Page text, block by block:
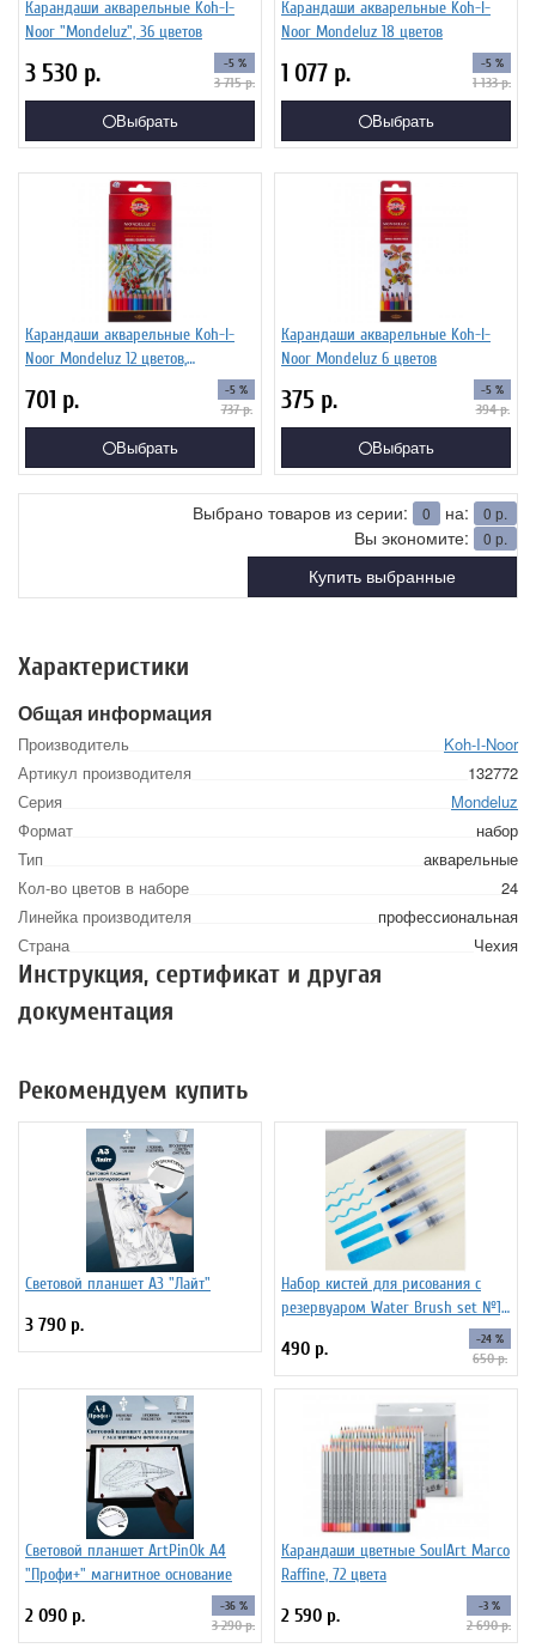
Карандаши акварельные Koh-I-
Noor "Mondeluz", 36 цветов
3 530 р. -5 %
3 715р.
Выбрать
Карандаши акварельные Koh-I-
Noor Mondeluz 18 цветов
1 077 р. -5 %
1 133р.
Выбрать
Карандаши акварельные Koh-I-
Noor Mondeluz 12 цветов,
701 р. -5 %
737р.
Выбрать
Карандаши акварельные Koh-I-
Noor Mondeluz 6 цветов
375 р. -5 %
394р.
Выбрать
Выбрано товаров из серии: 0 на: 0 р.
Вы экономите: 0 р.
Купить выбранные
Характеристики
Общая информация
Производитель
Koh-I-Noor
Артикул производителя
132772
Серия
Mondeluz
Формат
набор
Тип
акварельные
Кол-во цветов в наборе
24
Линейка производителя
профессиональная
Страна
Чехия
Инструкция, сертификат и другая
документация
Рекомендуем купить
Световой планшет А3 "Лайт"
3 790 р.
Набор кистей для рисования c
резервуаром Water Brush set №1,
490 р. -24 %
650 р.
Световой планшет ArtPinOk А4
"Профи+" магнитное основание
2 090 р. -36 %
3 290 р.
Карандаши цветные SoulArt Marco
Raffine, 72 цвета
2 590 р. -3 %
2 690 р.